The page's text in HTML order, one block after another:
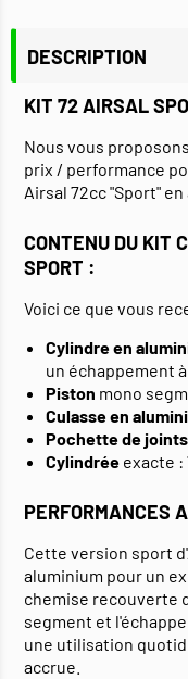
DESCRIPTION
KIT 72 AIRSAL
Nous vous
prix / performance
Airsal 72cc "Sport" en
CONTENU DU KIT
SPORT :
Voici ce que vous
Cylindre en
un échappement
Piston mono
Culasse en
Pochette de joints
Cylindrée exacte :
PERFORMANCES
Cette version sport
aluminium pour un
chemise recouverte
segment et
une utilisation
accrue.